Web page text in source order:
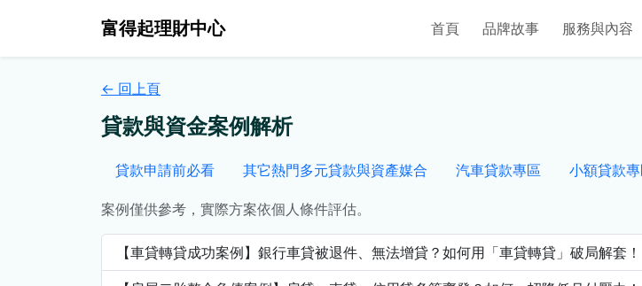
富得起理財中心 首頁 品牌故事 服務與內容
← 回上頁
貸款與資金案例解析
貸款申請前必看 其它熱門多元貸款與資產媒合 汽車貸款專區 小額貸款
案例僅供參考，實際方案依個人條件評估。
【車貸轉貸成功案例】銀行車貸被退件、無法增貸？如何用「車貸轉貸」破局解套！